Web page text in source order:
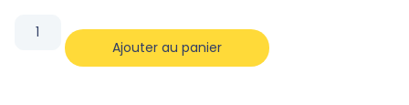
Ajouter au panier